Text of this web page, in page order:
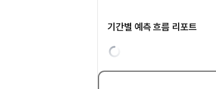
기간별 예측 흐름 리포트